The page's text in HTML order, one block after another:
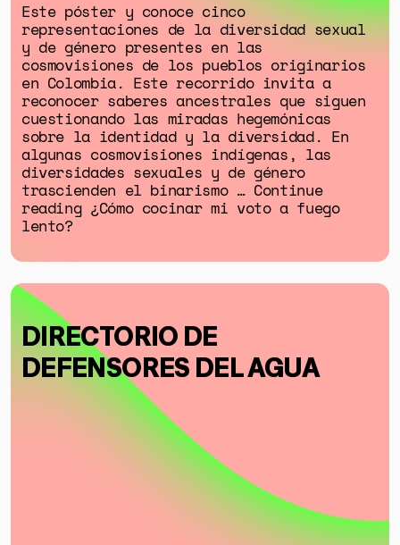
Este póster y conoce cinco
representaciones de la diversidad sexual
y de género presentes en las
cosmovisiones de los pueblos originarios
en Colombia. Este recorrido invita a
reconocer saberes ancestrales que siguen
cuestionando las miradas hegemónicas
sobre la identidad y la diversidad. En
algunas cosmovisiones indígenas, las
diversidades sexuales y de género
trascienden el binarismo … Continue
reading ¿Cómo cocinar mi voto a fuego
lento?
DIRECTORIO DE
DEFENSORES DEL AGUA